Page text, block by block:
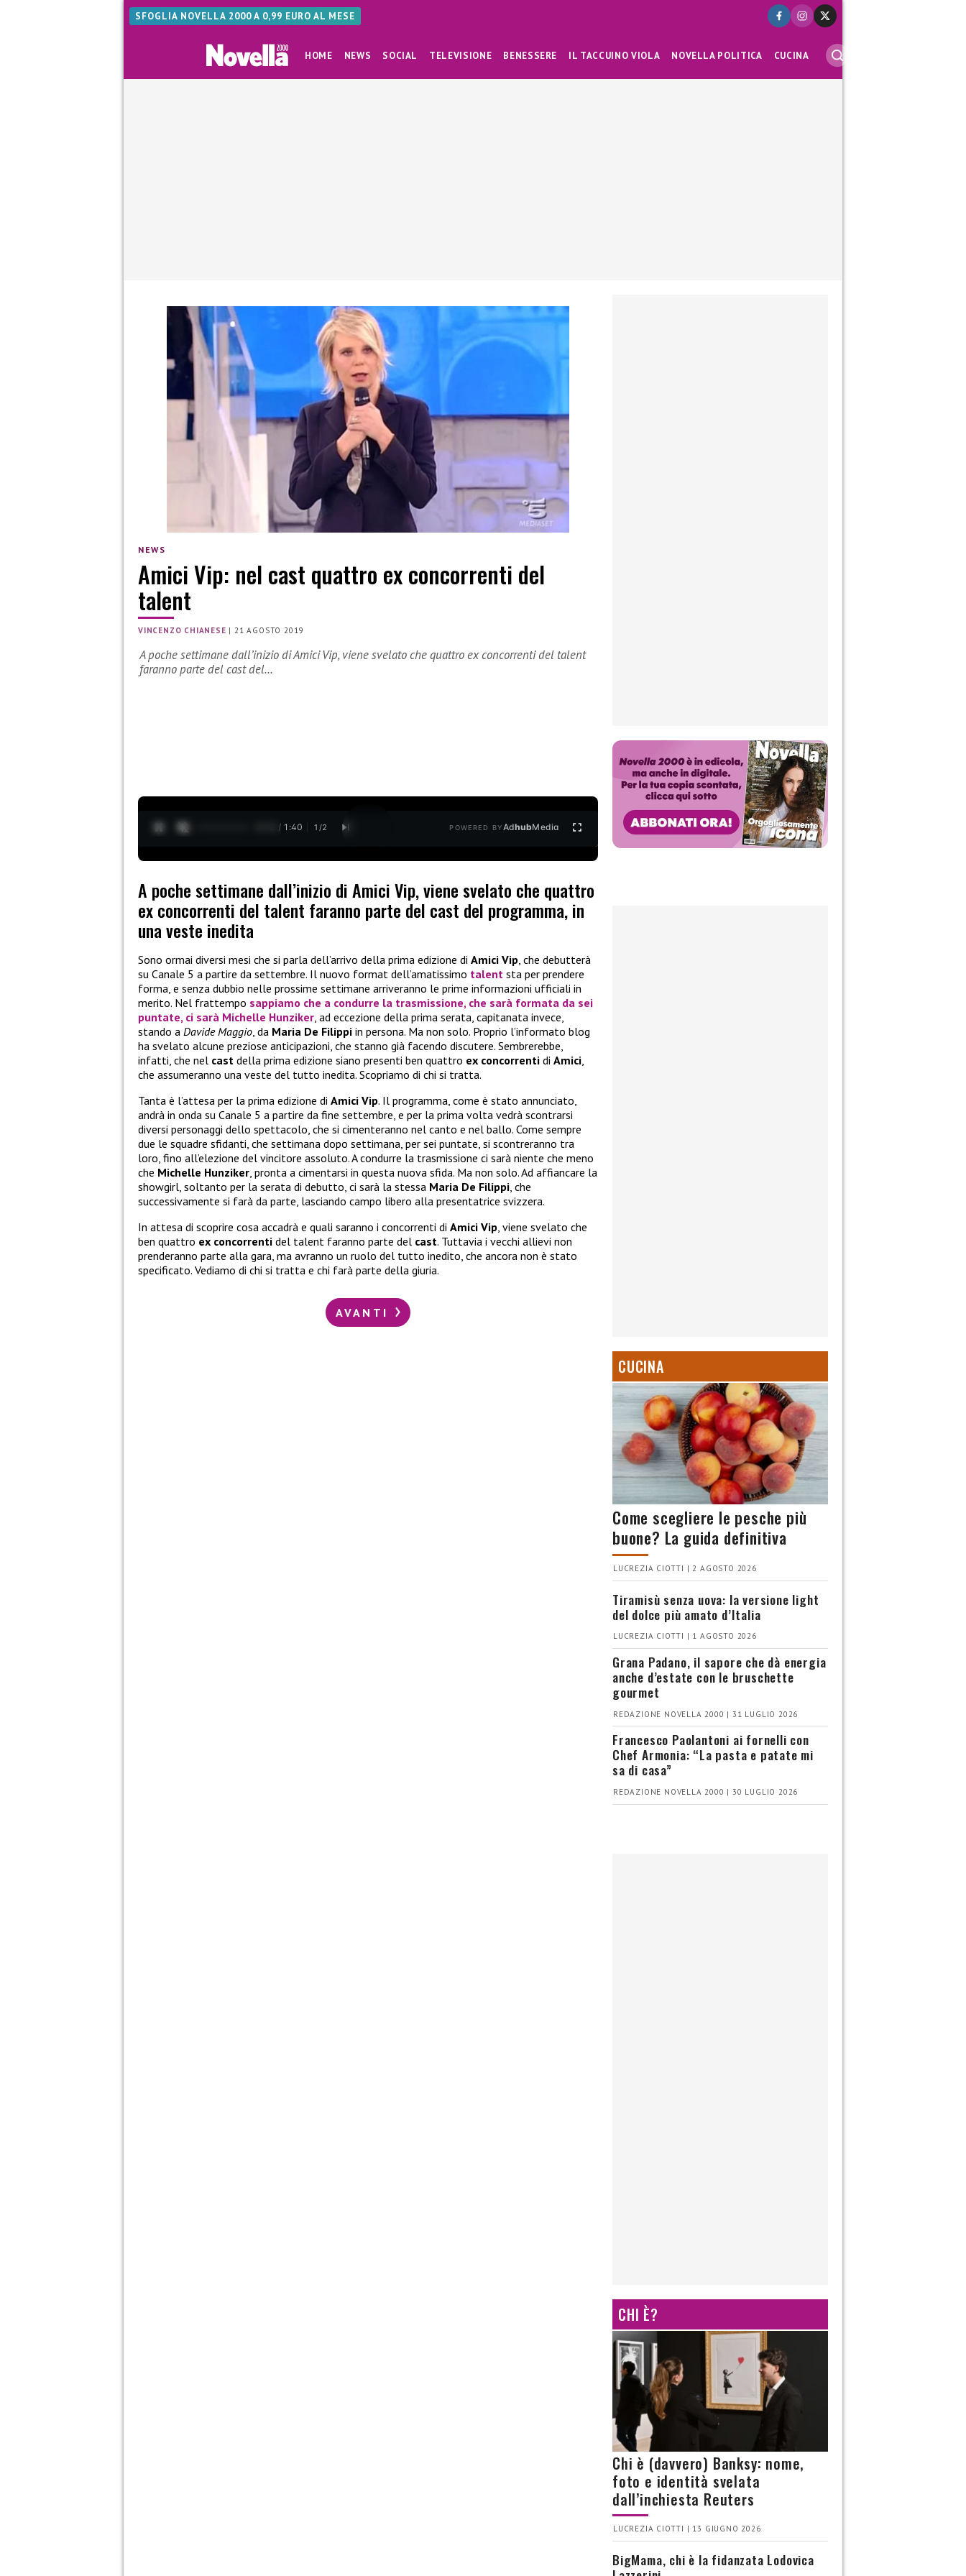
SFOGLIA NOVELLA 2000 A 0,99 EURO AL MESE
HOME NEWS SOCIAL TELEVISIONE BENESSERE IL TACCUINO VIOLA NOVELLA POLITICA CUCINA
NEWS
Amici Vip: nel cast quattro ex concorrenti del
talent
VINCENZO CHIANESE |21 AGOSTO 2019
A poche settimane dall’inizio di Amici Vip, viene svelato che quattro ex concorrenti del talent
faranno parte del cast del…
0:13 / 1:40 1 /2 POWERED BYAdhubMedia
A poche settimane dall’inizio di Amici Vip, viene svelato che quattro
ex concorrenti del talent faranno parte del cast del programma, in
una veste inedita
Sono ormai diversi mesi che si parla dell’arrivo della prima edizione di Amici Vip, che debutterà
su Canale 5 a partire da settembre. Il nuovo format dell’amatissimo talent sta per prendere
forma, e senza dubbio nelle prossime settimane arriveranno le prime informazioni ufficiali in
merito. Nel frattempo sappiamo che a condurre la trasmissione, che sarà formata da sei
puntate, ci sarà Michelle Hunziker, ad eccezione della prima serata, capitanata invece,
stando a Davide Maggio, da Maria De Filippi in persona. Ma non solo. Proprio l’informato blog
ha svelato alcune preziose anticipazioni, che stanno già facendo discutere. Sembrerebbe,
infatti, che nel cast della prima edizione siano presenti ben quattro ex concorrenti di Amici,
che assumeranno una veste del tutto inedita. Scopriamo di chi si tratta.
Tanta è l’attesa per la prima edizione di Amici Vip. Il programma, come è stato annunciato,
andrà in onda su Canale 5 a partire da fine settembre, e per la prima volta vedrà scontrarsi
diversi personaggi dello spettacolo, che si cimenteranno nel canto e nel ballo. Come sempre
due le squadre sfidanti, che settimana dopo settimana, per sei puntate, si scontreranno tra
loro, fino all’elezione del vincitore assoluto. A condurre la trasmissione ci sarà niente che meno
che Michelle Hunziker, pronta a cimentarsi in questa nuova sfida. Ma non solo. Ad affiancare la
showgirl, soltanto per la serata di debutto, ci sarà la stessa Maria De Filippi, che
successivamente si farà da parte, lasciando campo libero alla presentatrice svizzera.
In attesa di scoprire cosa accadrà e quali saranno i concorrenti di Amici Vip, viene svelato che
ben quattro ex concorrenti del talent faranno parte del cast. Tuttavia i vecchi allievi non
prenderanno parte alla gara, ma avranno un ruolo del tutto inedito, che ancora non è stato
specificato. Vediamo di chi si tratta e chi farà parte della giuria.
AVANTI
CUCINA
Come scegliere le pesche più
buone? La guida definitiva
LUCREZIA CIOTTI | 2 AGOSTO 2026
Tiramisù senza uova: la versione light
del dolce più amato d’Italia
LUCREZIA CIOTTI | 1 AGOSTO 2026
Grana Padano, il sapore che dà energia
anche d’estate con le bruschette
gourmet
REDAZIONE NOVELLA 2000 | 31 LUGLIO 2026
Francesco Paolantoni ai fornelli con
Chef Armonia: “La pasta e patate mi
sa di casa”
REDAZIONE NOVELLA 2000 | 30 LUGLIO 2026
CHI È?
Chi è (davvero) Banksy: nome,
foto e identità svelata
dall’inchiesta Reuters
LUCREZIA CIOTTI | 13 GIUGNO 2026
BigMama, chi è la fidanzata Lodovica